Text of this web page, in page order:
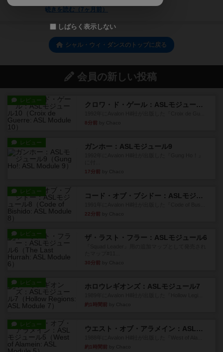
続きを読む（7ヶ月前）
シャル・ウィ・ダンスのトップに戻る
会員の新しい投稿
レビュー
クロワ・ド・ゲール：ASLモジュール10
8分前
レビュー ガンホー：ASLモジュール9
17分前
レビュー
コード・オブ・ブシドー：ASLモジュール8
22分前
レビュー ザ・ラスト・フラー：ASLモジュール6
30分前
レビュー ホロウレギオンズ：ASLモジュール7
約1時間前
レビュー
ウエスト・オブ・アラメイン：ASLモジュール5
約1時間前
しばらく表示しない